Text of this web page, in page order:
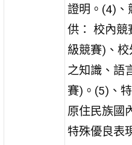
證明。(4)、
供： 校內競
級競賽)、
之知識、語
賽)。(5)、
原住民族國
特殊優良表